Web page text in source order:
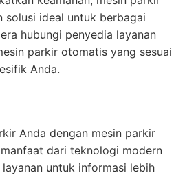
solusi ideal untuk berbagai
hubungi penyedia layanan
parkir otomatis yang sesuai
Anda.
Anda dengan mesin parkir
dari teknologi modern
untuk informasi lebih